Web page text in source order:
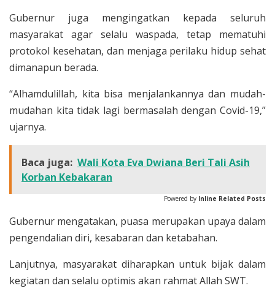
Gubernur juga mengingatkan kepada seluruh
masyarakat agar selalu waspada, tetap mematuhi
protokol kesehatan, dan menjaga perilaku hidup sehat
dimanapun berada.
“Alhamdulillah, kita bisa menjalankannya dan mudah-
mudahan kita tidak lagi bermasalah dengan Covid-19,”
ujarnya.
Baca juga: Wali Kota Eva Dwiana Beri Tali Asih
Korban Kebakaran
Powered by Inline Related Posts
Gubernur mengatakan, puasa merupakan upaya dalam
pengendalian diri, kesabaran dan ketabahan.
Lanjutnya, masyarakat diharapkan untuk bijak dalam
kegiatan dan selalu optimis akan rahmat Allah SWT.